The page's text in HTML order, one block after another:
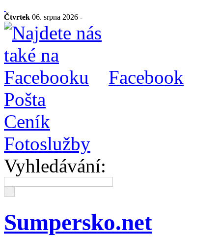
Čtvrtek 06. srpna 2026 -
Facebook
Pošta
Ceník
Fotoslužby
Vyhledávání:
Sumpersko.net